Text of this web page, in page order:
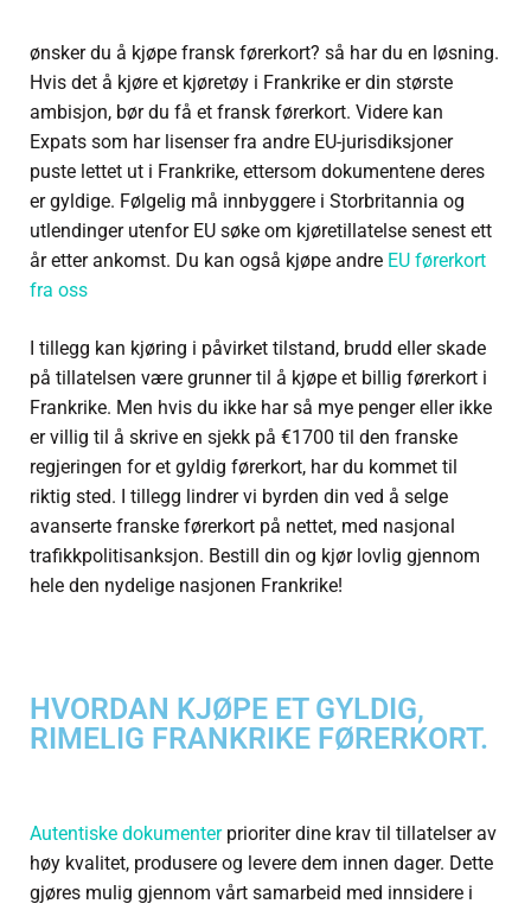
ønsker du å kjøpe fransk førerkort? så har du en løsning.
Hvis det å kjøre et kjøretøy i Frankrike er din største
ambisjon, bør du få et fransk førerkort. Videre kan
Expats som har lisenser fra andre EU-jurisdiksjoner
puste lettet ut i Frankrike, ettersom dokumentene deres
er gyldige. Følgelig må innbyggere i Storbritannia og
utlendinger utenfor EU søke om kjøretillatelse senest ett
år etter ankomst. Du kan også kjøpe andre EU førerkort
fra oss
I tillegg kan kjøring i påvirket tilstand, brudd eller skade
på tillatelsen være grunner til å kjøpe et billig førerkort i
Frankrike. Men hvis du ikke har så mye penger eller ikke
er villig til å skrive en sjekk på €1700 til den franske
regjeringen for et gyldig førerkort, har du kommet til
riktig sted. I tillegg lindrer vi byrden din ved å selge
avanserte franske førerkort på nettet, med nasjonal
trafikkpolitisanksjon. Bestill din og kjør lovlig gjennom
hele den nydelige nasjonen Frankrike!
HVORDAN KJØPE ET GYLDIG,
RIMELIG FRANKRIKE FØRERKORT.
Autentiske dokumenterprioriter dine krav til tillatelser av
høy kvalitet, produsere og levere dem innen dager. Dette
gjøres mulig gjennom vårt samarbeid med innsidere i